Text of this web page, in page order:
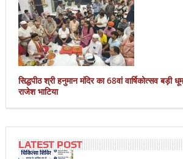
सिद्धपीठ श्री हनुमान मंदिर का 68वां वार्षिकोत्सव बड़ी
राजेश भाटिया
LATEST POST